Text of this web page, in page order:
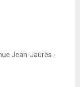
Jean-Jaurès -